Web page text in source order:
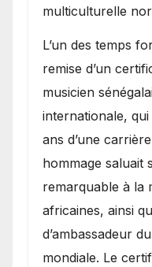
multiculturelle
​L’un des temps
remise d’un
musicien
internationale,
ans d’une
hommage saluait
remarquable à la
africaines, ainsi
d’ambassadeur
mondiale. Le